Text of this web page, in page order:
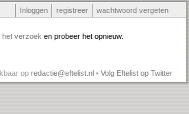
Inloggen registreer wachtwoord vergeten
het verzoek en probeer het opnieuw.
op redactie@eftelist.nl • Volg Eftelist op Twitter